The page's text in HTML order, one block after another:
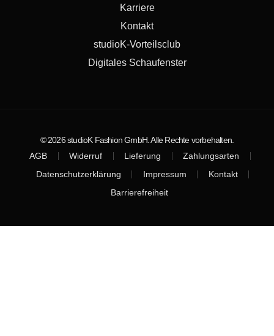
Karriere
Kontakt
studioK-Vorteilsclub
Digitales Schaufenster
© 2026 studioK Fashion GmbH. Alle Rechte vorbehalten.
AGB
Widerruf Lieferung
Zahlungsarten
Datenschutzerklärung
Impressum
Kontakt
Barrierefreiheit